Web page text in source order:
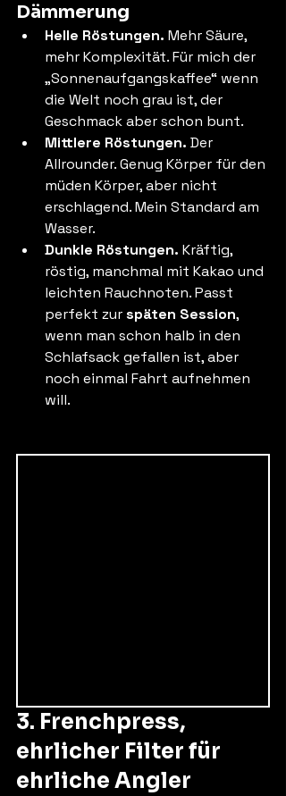
Dämmerung
Helle Röstungen. Mehr Säure,
mehr Komplexität. Für mich der
„Sonnenaufgangskaffee“ wenn
die Welt noch grau ist, der
Geschmack aber schon bunt.
Mittlere Röstungen. Der
Allrounder. Genug Körper für den
müden Körper, aber nicht
erschlagend. Mein Standard am
Wasser.
Dunkle Röstungen. Kräftig,
röstig, manchmal mit Kakao und
leichten Rauchnoten. Passt
perfekt zur späten Session,
wenn man schon halb in den
Schlafsack gefallen ist, aber
noch einmal Fahrt aufnehmen
will.
3. Frenchpress,
ehrlicher Filter für
ehrliche Angler